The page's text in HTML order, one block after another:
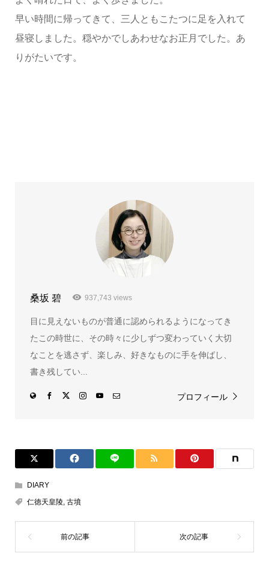
早い時間に帰ってきて、三人ともこたつに足を入れて
昼寝しました。穏やかでしあわせなお正月でした。あ
りがたいです。
桑坂 碧 937,743 views
目に見えないものが普通に認められるようになってき
たこの時世に、その時々に少しずつ変わっていく大切
なことを逃さず、楽しみ、好きなものに手を伸ばし、
書き残してい...
プロフィール
DIARY
仁徳天皇陵, 古墳